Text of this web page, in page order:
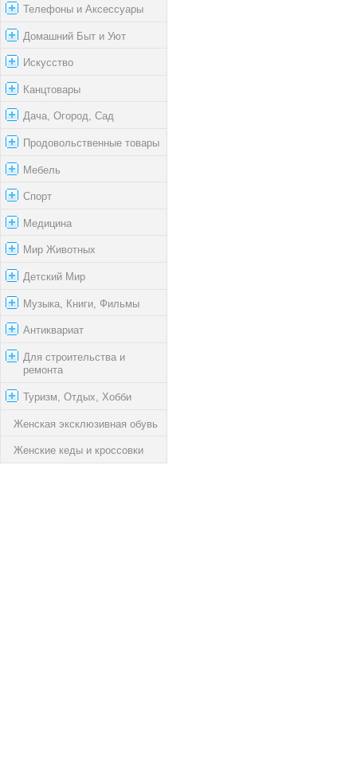
Телефоны и Аксессуары
Домашний Быт и Уют
Искусство
Канцтовары
Дача, Огород, Сад
Продовольственные товары
Мебель
Спорт
Медицина
Мир Животных
Детский Мир
Музыка, Книги, Фильмы
Антиквариат
Для строительства и
ремонта
Туризм, Отдых, Хобби
Женская эксклюзивная обувь
Женские кеды и кроссовки